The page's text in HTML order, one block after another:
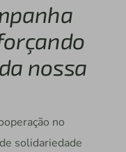
nossa
no
solidariedade